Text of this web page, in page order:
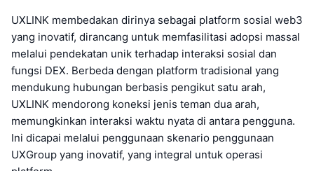
UXLINK membedakan dirinya sebagai platform sosial web3
yang inovatif, dirancang untuk memfasilitasi adopsi massal
melalui pendekatan unik terhadap interaksi sosial dan
fungsi DEX. Berbeda dengan platform tradisional yang
mendukung hubungan berbasis pengikut satu arah,
UXLINK mendorong koneksi jenis teman dua arah,
memungkinkan interaksi waktu nyata di antara pengguna.
Ini dicapai melalui penggunaan skenario penggunaan
UXGroup yang inovatif, yang integral untuk operasi